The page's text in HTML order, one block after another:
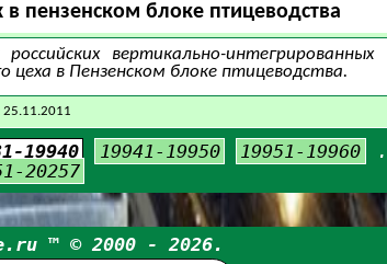
пензенском блоке птицеводства
вертикально-
цеха в Пензенском блоке птицеводства.
25.11.2011
19940 19941-19950 19951-19960
20257
™ © 2000 - 2026.